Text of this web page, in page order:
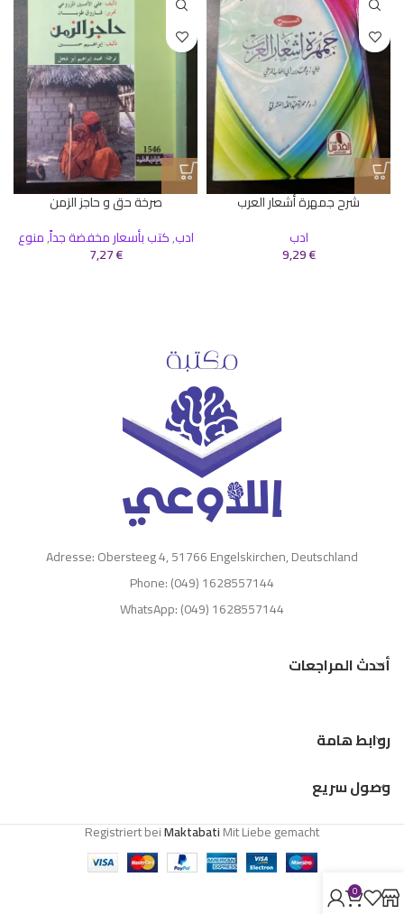
شرح جمهرة أشعار العرب
ادب
9,29€
صرخة حق و حاجز الزمن
ادب,كتب بأسعار مخفضة جداً,منوع
7,27€
Adresse: Obersteeg 4, 51766 Engelskirchen, Deutschland
Phone: (049) 1628557144
WhatsApp: (049) 1628557144
أحدث المراجعات
روابط هامة
وصول سريع
Registriert beiMaktabatiMit Liebe gemacht
0